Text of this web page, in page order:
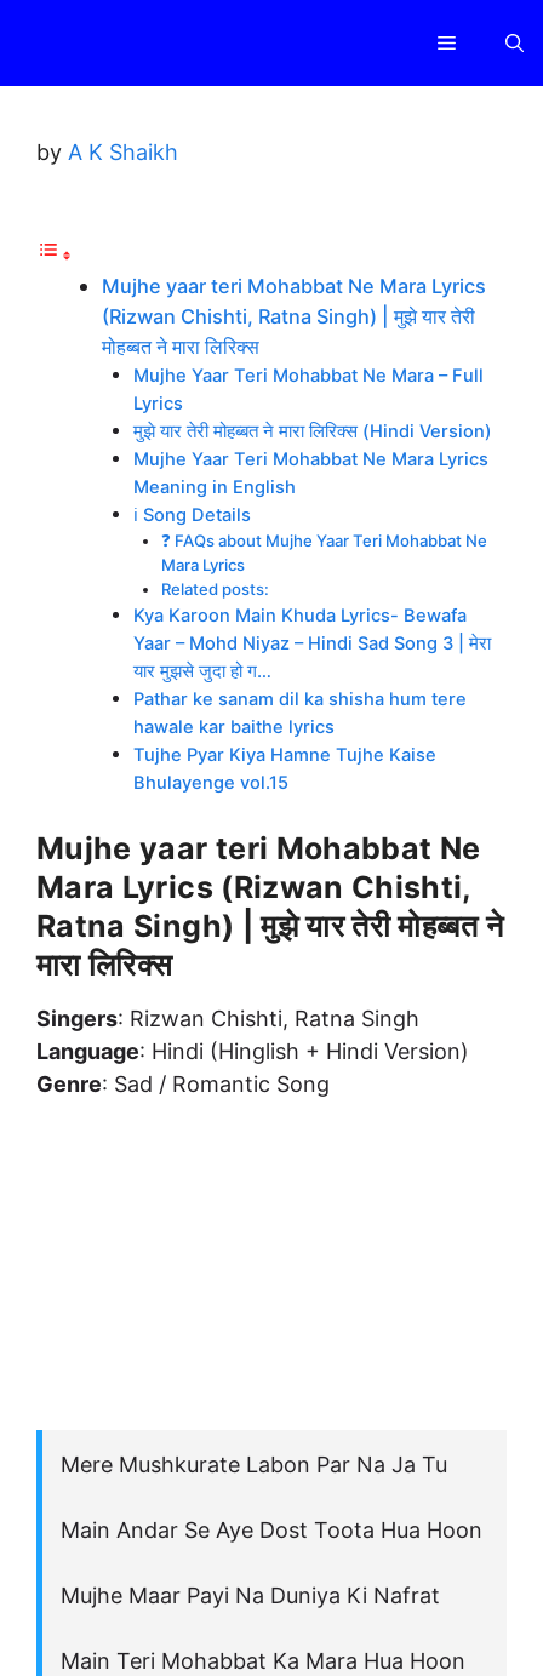
content
Menu
by A K Shaikh
Mujhe yaar teri Mohabbat Ne Mara Lyrics
(Rizwan Chishti, Ratna Singh) | मुझे यार तेरी
मोहब्बत ने मारा लिरिक्स
Mujhe Yaar Teri Mohabbat Ne Mara – Full
Lyrics
मुझे यार तेरी मोहब्बत ने मारा लिरिक्स (Hindi Version)
Mujhe Yaar Teri Mohabbat Ne Mara Lyrics
Meaning in English
ℹ️ Song Details
❓ FAQs about Mujhe Yaar Teri Mohabbat Ne
Mara Lyrics
Related posts:
Kya Karoon Main Khuda Lyrics- Bewafa
Yaar – Mohd Niyaz – Hindi Sad Song 3 | मेरा
यार मुझसे जुदा हो ग…
Pathar ke sanam dil ka shisha hum tere
hawale kar baithe lyrics
Tujhe Pyar Kiya Hamne Tujhe Kaise
Bhulayenge vol.15
Mujhe yaar teri Mohabbat Ne
Mara Lyrics (Rizwan Chishti,
Ratna Singh) |मुझे यार तेरी मोहब्बत ने
मारा लिरिक्स
Singers: Rizwan Chishti, Ratna Singh
Language: Hindi (Hinglish + Hindi Version)
Genre: Sad / Romantic Song
Mere Mushkurate Labon Par Na Ja Tu
Main Andar Se Aye Dost Toota Hua Hoon
Mujhe Maar Payi Na Duniya Ki Nafrat
Main Teri Mohabbat Ka Mara Hua Hoon